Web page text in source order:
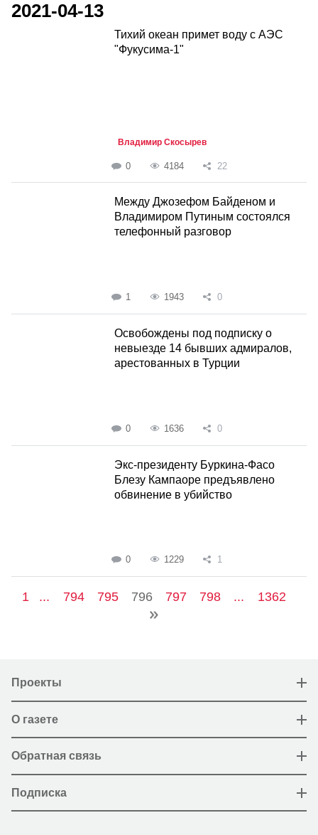
2021-04-13
Тихий океан примет воду с АЭС
"Фукусима-1"
Владимир Скосырев
0 4184 22
Между Джозефом Байденом и
Владимиром Путиным состоялся
телефонный разговор
1 1943 0
Освобождены под подписку о
невыезде 14 бывших адмиралов,
арестованных в Турции
0 1636 0
Экс-президенту Буркина-Фасо
Блезу Кампаоре предъявлено
обвинение в убийство
0 1229 1
1 ... 794 795 796 797 798 ... 1362
Проекты
О газете
Обратная связь
Подписка